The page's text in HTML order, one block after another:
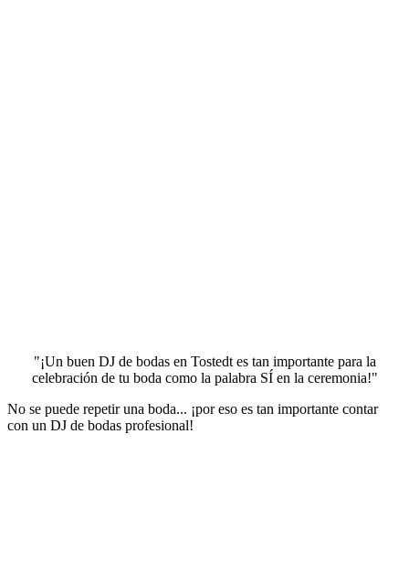
"¡Un buen DJ de bodas en Tostedt es tan importante para la
celebración de tu boda como la palabra SÍ en la ceremonia!"
No se puede repetir una boda... ¡por eso es tan importante contar
con un DJ de bodas profesional!